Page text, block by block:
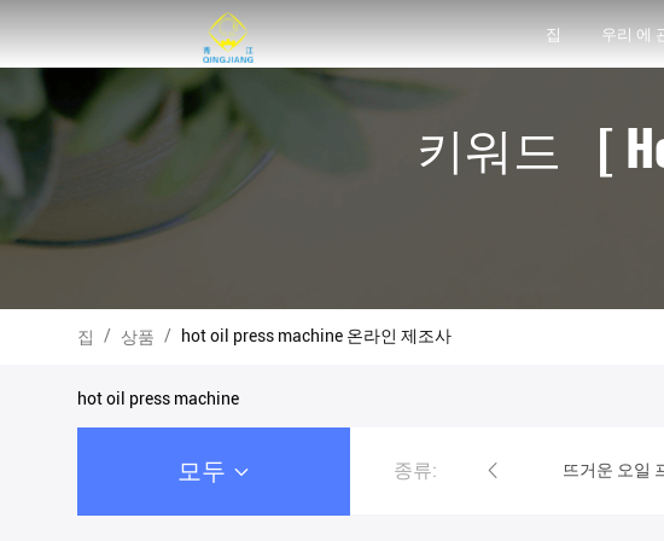
집 우리 에
키워드 [
집 / 상품 / hot oil press machine 온라인 제조사
hot oil press machine
모두 종류:
스파이럴 오일 프레스 기계 뜨거운 오일